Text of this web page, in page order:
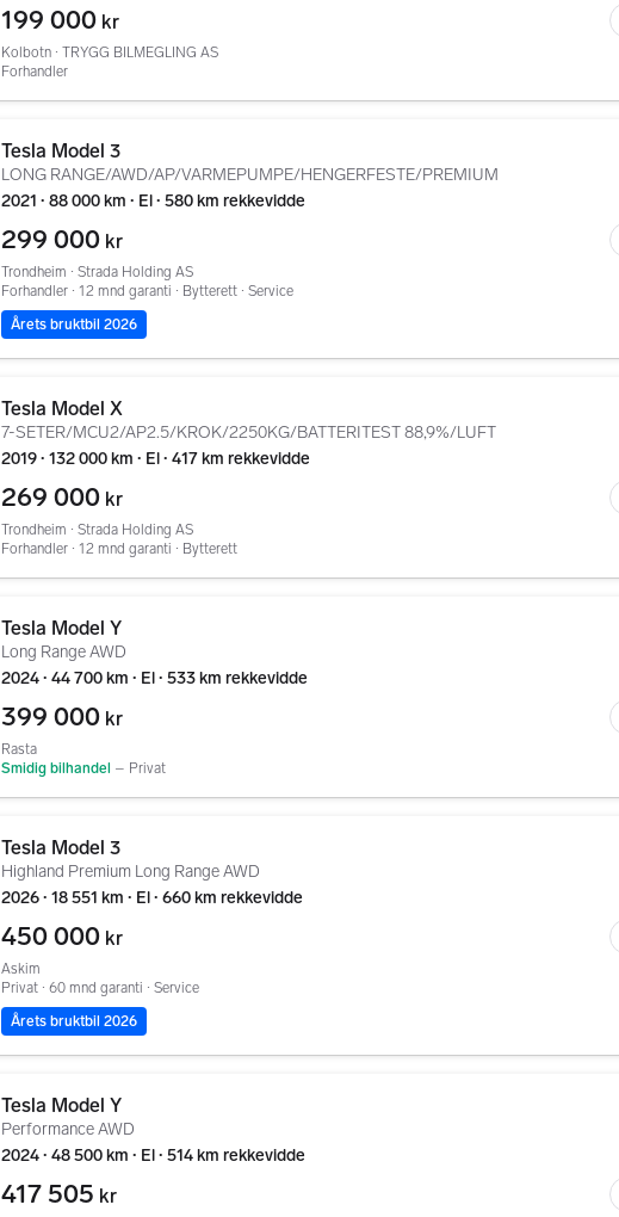
199 000 kr
Kolbotn ∙ TRYGG BILMEGLING AS
Forhandler
Tesla Model 3
LONG RANGE/AWD/AP/VARMEPUMPE/HENGERFESTE/PREMIUM
2021 ∙ 88 000 km ∙ El ∙ 580 km rekkevidde
299 000 kr
Trondheim ∙ Strada Holding AS
Forhandler ∙ 12 mnd garanti ∙ Bytterett ∙ Service
Årets bruktbil 2026
Tesla Model X
7-SETER/MCU2/AP2.5/KROK/2250KG/BATTERITEST 88,9%/LUFT
2019 ∙ 132 000 km ∙ El ∙ 417 km rekkevidde
269 000 kr
Trondheim ∙ Strada Holding AS
Forhandler ∙ 12 mnd garanti ∙ Bytterett
Tesla Model Y
Long Range AWD
2024 ∙ 44 700 km ∙ El ∙ 533 km rekkevidde
399 000 kr
Rasta
Smidig bilhandel – Privat
Tesla Model 3
Highland Premium Long Range AWD
2026 ∙ 18 551 km ∙ El ∙ 660 km rekkevidde
450 000 kr
Askim
Privat ∙ 60 mnd garanti ∙ Service
Årets bruktbil 2026
Tesla Model Y
Performance AWD
2024 ∙ 48 500 km ∙ El ∙ 514 km rekkevidde
417 505 kr